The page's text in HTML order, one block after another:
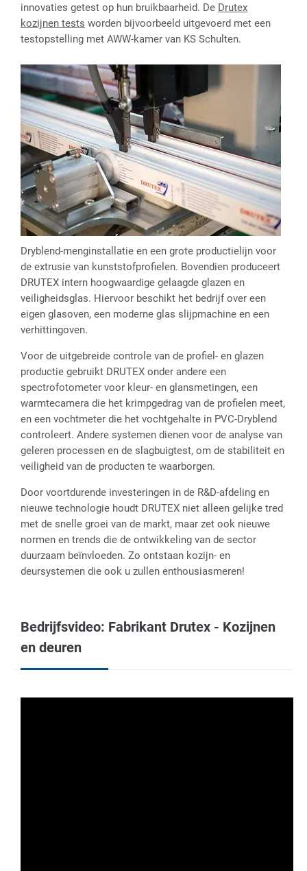
innovaties getest op hun bruikbaarheid. De Drutex
kozijnen tests worden bijvoorbeeld uitgevoerd met een
testopstelling met AWW-kamer van KS Schulten.
Dryblend-menginstallatie en een grote productielijn voor
de extrusie van kunststofprofielen. Bovendien produceert
DRUTEX intern hoogwaardige gelaagde glazen en
veiligheidsglas. Hiervoor beschikt het bedrijf over een
eigen glasoven, een moderne glas slijpmachine en een
verhittingoven.
Voor de uitgebreide controle van de profiel- en glazen
productie gebruikt DRUTEX onder andere een
spectrofotometer voor kleur- en glansmetingen, een
warmtecamera die het krimpgedrag van de profielen meet,
en een vochtmeter die het vochtgehalte in PVC-Dryblend
controleert. Andere systemen dienen voor de analyse van
geleren processen en de slagbuigtest, om de stabiliteit en
veiligheid van de producten te waarborgen.
Door voortdurende investeringen in de R&D-afdeling en
nieuwe technologie houdt DRUTEX niet alleen gelijke tred
met de snelle groei van de markt, maar zet ook nieuwe
normen en trends die de ontwikkeling van de sector
duurzaam beïnvloeden. Zo ontstaan kozijn- en
deursystemen die ook u zullen enthousiasmeren!
Bedrijfsvideo: Fabrikant Drutex - Kozijnen
en deuren